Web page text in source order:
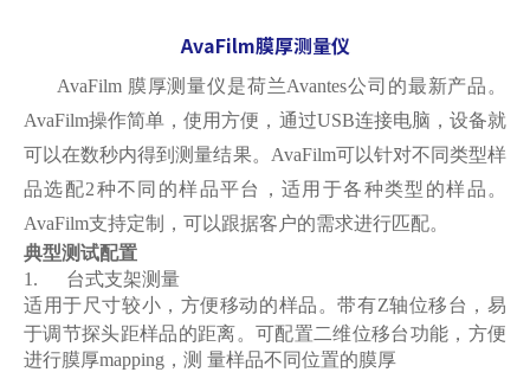
AvaFilm膜厚测量仪
AvaFilm 膜厚测量仪是荷兰Avantes公司的最新产品。
AvaFilm操作简单，使用方便，通过USB连接电脑，设备就
可以在数秒内得到测量结果。AvaFilm可以针对不同类型样
品选配2种不同的样品平台，适用于各种类型的样品。
AvaFilm支持定制，可以跟据客户的需求进行匹配。
典型测试配置
1.
台式支架测量
适用于尺寸较小，方便移动的样品。带有Z轴位移台，易
于调节探头距样品的距离。可配置二维位移台功能，方便
进行膜厚mapping，测 量样品不同位置的膜厚